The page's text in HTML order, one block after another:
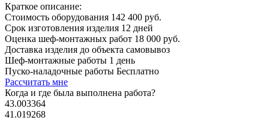
Краткое описание:
Стоимость оборудования 142 400 руб.
Срок изготовления изделия 12 дней
Оценка шеф-монтажных работ 18 000 руб.
Доставка изделия до объекта самовывоз
Шеф-монтажные работы 1 день
Пуско-наладочные работы Бесплатно
Рассчитать мне
Когда и где была выполнена работа?
43.003364
41.019268